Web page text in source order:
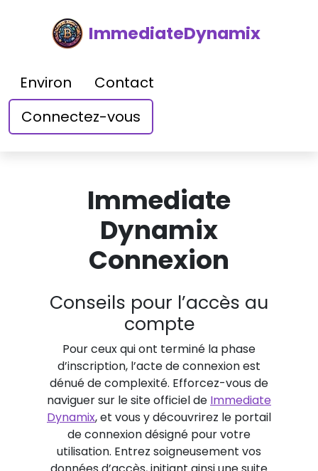
ImmediateDynamix
Environ
Contact
Connectez-vous
Immediate
Dynamix
Connexion
Conseils pour l’accès au
compte
Pour ceux qui ont terminé la phase
d’inscription, l’acte de connexion est
dénué de complexité. Efforcez-vous de
naviguer sur le site officiel de Immediate
Dynamix, et vous y découvrirez le portail
de connexion désigné pour votre
utilisation. Entrez soigneusement vos